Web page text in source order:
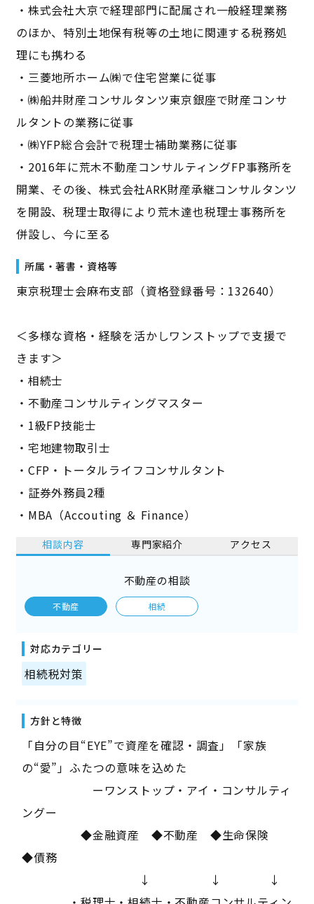
・株式会社大京で経理部門に配属され一般経理業務
のほか、特別土地保有税等の土地に関連する税務処
理にも携わる
・三菱地所ホーム㈱で住宅営業に従事
・㈱船井財産コンサルタンツ東京銀座で財産コンサ
ルタントの業務に従事
・㈱YFP総合会計で税理士補助業務に従事
・2016年に荒木不動産コンサルティングFP事務所を
開業、その後、株式会社ARK財産承継コンサルタンツ
を開設、税理士取得により荒木達也税理士事務所を
併設し、今に至る
所属・著書・資格等
東京税理士会麻布支部（資格登録番号：132640）
＜多様な資格・経験を活かしワンストップで支援で
きます＞
・相続士
・不動産コンサルティングマスター
・1級FP技能士
・宅地建物取引士
・CFP・トータルライフコンサルタント
・証券外務員2種
・MBA（Accouting ＆ Finance）
相談内容 専門家紹介 アクセス
不動産の相談
不動産 相続
対応カテゴリー
相続税対策
方針と特徴
「自分の目“EYE”で資産を確認・調査」「家族
の“愛”」ふたつの意味を込めた
ーワンストップ・アイ・コンサルティ
ングー
◆金融資産 ◆不動産 ◆生命保険
◆債務
↓ ↓ ↓